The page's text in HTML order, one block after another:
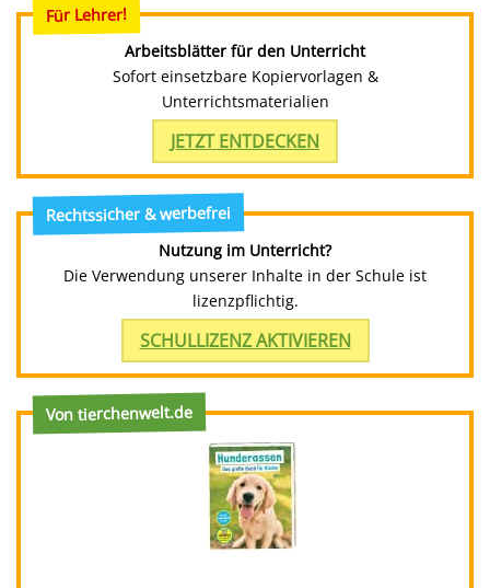
Für Lehrer!
Arbeitsblätter für den Unterricht
Sofort einsetzbare Kopiervorlagen &
Unterrichtsmaterialien
JETZT ENTDECKEN
Rechtssicher & werbefrei
Nutzung im Unterricht?
Die Verwendung unserer Inhalte in der Schule ist
lizenzpflichtig.
SCHULLIZENZ AKTIVIEREN
Von tierchenwelt.de